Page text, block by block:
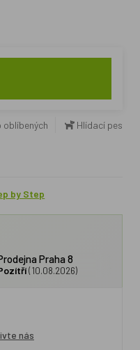
oblíbených Hlídací pes
by Step
Praha 8
(10.08.2026)
nás